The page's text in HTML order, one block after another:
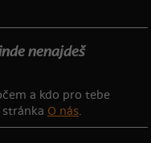
nenajdeš
a kdo pro tebe
O nás.